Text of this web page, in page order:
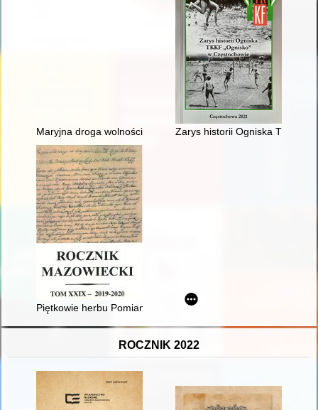
Maryjna droga wolności : wkład kardynała Stefana
Zarys historii Ogniska TKKF
Piętkowie herbu Pomian : zmienne losy rodziny mazowieckiej
ROCZNIK 2022